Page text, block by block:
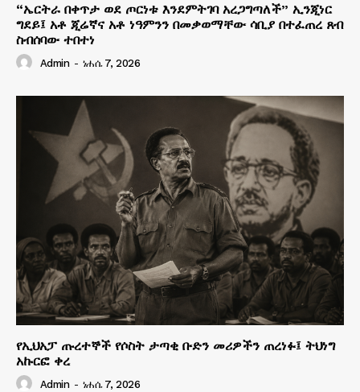
“ኤርትራ በቀጥታ ወደ ጦርነቱ እንደምትገባ አረጋግጣለች” ኢንጂነር
ግደይ፤ አቶ ጂሬኛና አቶ ነዓምንን በመቃወማቸው ሳቢያ በተፈጠረ ጸብ
ስብሰባው ተበተነ
Admin - ነሐሴ 7, 2026
የኢህአፓ ጡረተኞች የሶስት ታጣቂ ቡድን መሪዎችን ጠረነፉ፤ ትህነግ
አኩርፎ ቀረ
Admin - ነሐሴ 7, 2026